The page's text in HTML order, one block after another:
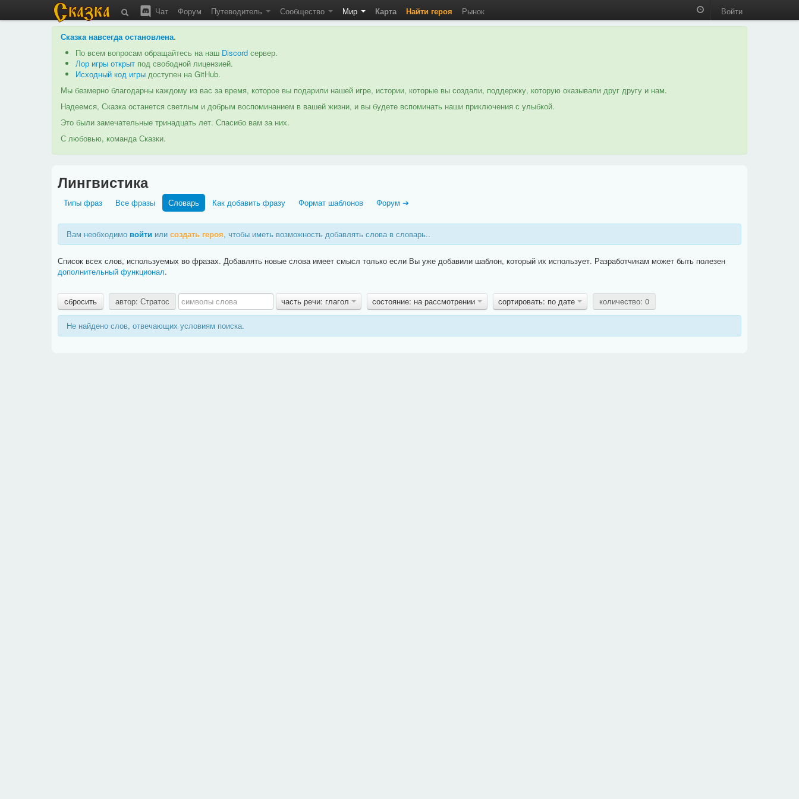
Чат Форум Путеводитель Сообщество Мир Карта Найти героя Рынок Войти
Сказка навсегда остановлена.
По всем вопросам обращайтесь на наш Discord сервер.
Лор игры открыт под свободной лицензией.
Исходный код игры доступен на GitHub.
Мы безмерно благодарны каждому из вас за время, которое вы подарили нашей игре, истории, которые вы создали, поддержку, которую оказывали друг другу и нам.
Надеемся, Сказка останется светлым и добрым воспоминанием в вашей жизни, и вы будете вспоминать наши приключения с улыбкой.
Это были замечательные тринадцать лет. Спасибо вам за них.
С любовью, команда Сказки.
Лингвистика
Типы фраз Все фразы Словарь Как добавить фразу Формат шаблонов Форум ➔
Вам необходимо войти или создать героя, чтобы иметь возможность добавлять слова в словарь..
Список всех слов, используемых во фразах. Добавлять новые слова имеет смысл только если Вы уже добавили шаблон, который их использует. Разработчикам может быть полезен
дополнительный функционал.
сбросить автор: Стратос часть речи: глагол состояние: на рассмотрении сортировать: по дате количество: 0
Не найдено слов, отвечающих условиям поиска.